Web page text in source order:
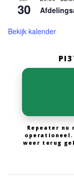
30
Bekijk kalender
Repeater nu
operationeel.
weer terug